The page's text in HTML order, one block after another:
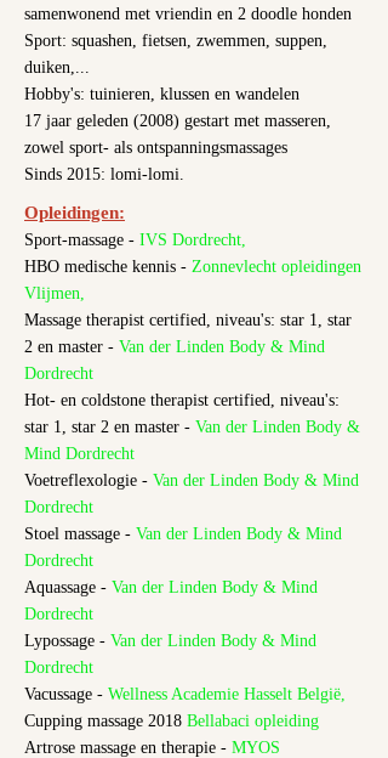
samenwonend met vriendin en 2 doodle honden
Sport: squashen, fietsen, zwemmen, suppen,
duiken,...
Hobby's: tuinieren, klussen en wandelen
17 jaar geleden (2008) gestart met masseren,
zowel sport- als ontspanningsmassages
Sinds 2015: lomi-lomi.
Opleidingen:
Sport-massage - IVS Dordrecht,
HBO medische kennis - Zonnevlecht opleidingen
Vlijmen,
Massage therapist certified, niveau's: star 1, star
2 en master - Van der Linden Body & Mind
Dordrecht
Hot- en coldstone therapist certified, niveau's:
star 1, star 2 en master - Van der Linden Body &
Mind Dordrecht
Voetreflexologie - Van der Linden Body & Mind
Dordrecht
Stoel massage - Van der Linden Body & Mind
Dordrecht
Aquassage - Van der Linden Body & Mind
Dordrecht
Lypossage - Van der Linden Body & Mind
Dordrecht
Vacussage - Wellness Academie Hasselt België,
Cupping massage 2018 Bellabaci opleiding
Artrose massage en therapie - MYOS